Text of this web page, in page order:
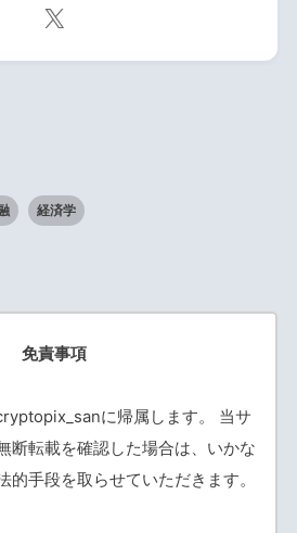
経済学
免責事項
に帰属します。 当サ
断転載を確認した場合は、いかな
的手段を取らせていただきます。